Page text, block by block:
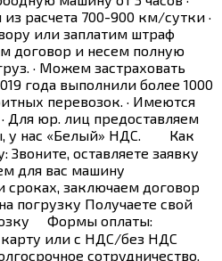
расчета 700-900 км/сутки ·
или заплатим штраф
договор и несем полную
· Можем застраховать
года выполнили более 1000
перевозок. · Имеются
Для юр. лиц предоставляем
у нас «Белый» НДС. ⠀⠀ Как
Звоните, оставляете заявку
для вас машину
сроках, заключаем договор
погрузку Получаете свой
⠀ Формы оплаты:
или с НДС/без НДС
сотрудничество.